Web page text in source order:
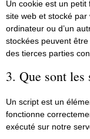
Un cookie est un
site web et stocké
ordinateur ou d’un
stockées peuvent
des tierces parties
3. Que sont les
Un script est un
fonctionne
exécuté sur notre